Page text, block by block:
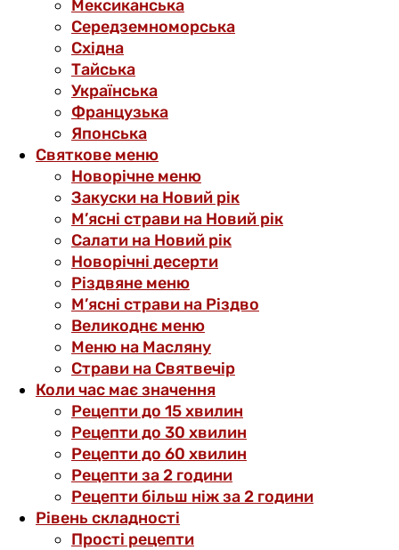
Мексиканська
Середземноморська
Східна
Тайська
Українська
Французька
Японська
Святкове меню
Новорічне меню
Закуски на Новий рік
М’ясні страви на Новий рік
Салати на Новий рік
Новорічні десерти
Різдвяне меню
М’ясні страви на Різдво
Великоднє меню
Меню на Масляну
Страви на Святвечір
Коли час має значення
Рецепти до 15 хвилин
Рецепти до 30 хвилин
Рецепти до 60 хвилин
Рецепти за 2 години
Рецепти більш ніж за 2 години
Рівень складності
Прості рецепти